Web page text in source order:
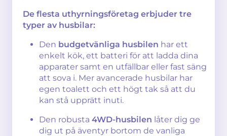
De flesta uthyrningsföretag erbjuder tre
typer av husbilar:
Den budgetvänliga husbilen har ett
enkelt kök, ett batteri för att ladda dina
apparater samt en utfällbar eller fast säng
att sova i. Mer avancerade husbilar har
egen toalett och ett högt tak så att du
kan stå upprätt inuti.
Den robusta 4WD-husbilen låter dig ge
dig ut på äventyr bortom de vanliga